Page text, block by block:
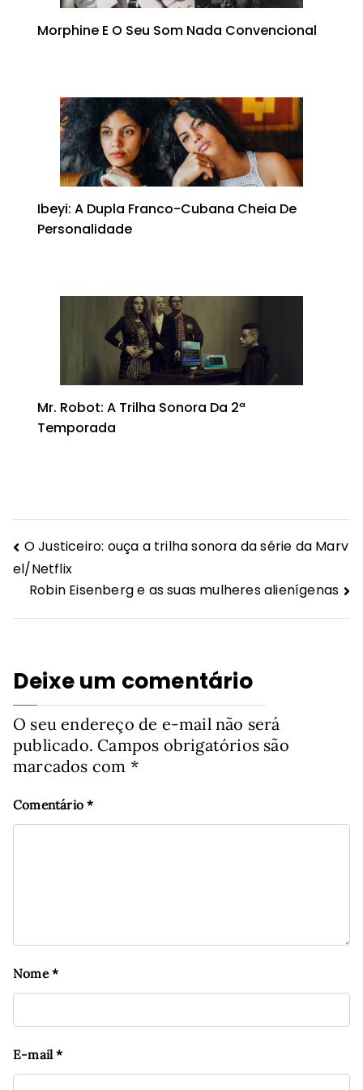
Morphine E O Seu Som Nada Convencional
Ibeyi: A Dupla Franco-Cubana Cheia De
Personalidade
Mr. Robot: A Trilha Sonora Da 2ª
Temporada
Navegação
de
Post
O Justiceiro: ouça a trilha sonora da série da Marv
el/Netflix
Robin Eisenberg e as suas mulheres alienígenas
Deixe um comentário
O seu endereço de e-mail não será
publicado. Campos obrigatórios são
marcados com *
Comentário*
Nome*
E-mail*